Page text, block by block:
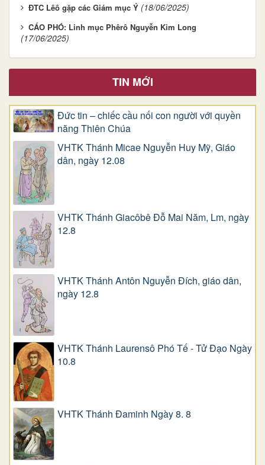
ĐTC Lêô gặp các Giám mục Ý (18/06/2025)
CÁO PHÓ: Linh mục Phêrô Nguyễn Kim Long
(17/06/2025)
TIN MỚI
Đức tin – chiếc cầu nối con người với quyền
năng Thiên Chúa
VHTK Thánh Micae Nguyễn Huy Mỹ, Giáo
dân, ngày 12.08
VHTK Thánh Giacôbê Ðỗ Mai Năm, Lm, ngày
12.8
VHTK Thánh Antôn Nguyễn Ðích, giáo dân,
ngày 12.8
VHTK Thánh Laurensô Phó Tế - Tử Đạo Ngày
10.8
VHTK Thánh Đaminh Ngày 8. 8